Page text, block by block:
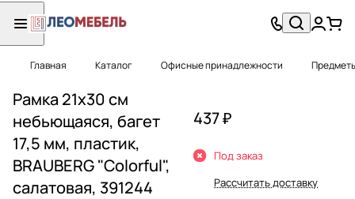
Главная Каталог Офисные принадлежности
Рамка 21х30 см
небьющаяся, багет
17,5 мм, пластик,
BRAUBERG "Colorful",
салатовая, 391244
437 ₽
Под заказ
Рассчитать доставку